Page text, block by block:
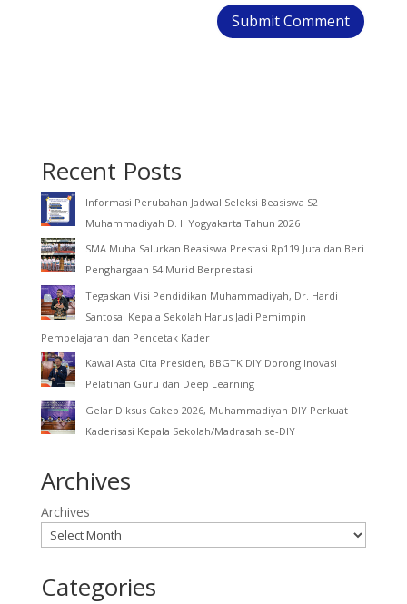
Recent Posts
Informasi Perubahan Jadwal Seleksi Beasiswa S2
Muhammadiyah D. I. Yogyakarta Tahun 2026
SMA Muha Salurkan Beasiswa Prestasi Rp119 Juta dan Beri
Penghargaan 54 Murid Berprestasi
Tegaskan Visi Pendidikan Muhammadiyah, Dr. Hardi
Santosa: Kepala Sekolah Harus Jadi Pemimpin
Pembelajaran dan Pencetak Kader
Kawal Asta Cita Presiden, BBGTK DIY Dorong Inovasi
Pelatihan Guru dan Deep Learning
Gelar Diksus Cakep 2026, Muhammadiyah DIY Perkuat
Kaderisasi Kepala Sekolah/Madrasah se-DIY
Archives
Archives
Categories